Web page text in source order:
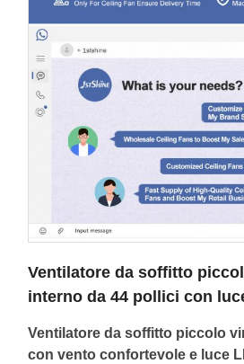
Ventilatore da soffitto
interno da 44 pollici con
Ventilatore da soffitto piccolo
con vento confortevole e luce